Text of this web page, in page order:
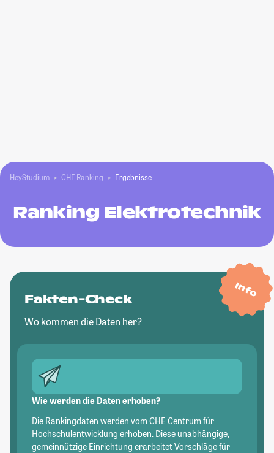
HeyStudium CHE Ranking Ergebnisse
Ranking Elektrotechnik
Info
Fakten-Check
Wo kommen die Daten her?
Wie werden die Daten erhoben?
Die Rankingdaten werden vom CHE Centrum für
Hochschulentwicklung erhoben. Diese unabhängige,
gemeinnützige Einrichtung erarbeitet Vorschläge für